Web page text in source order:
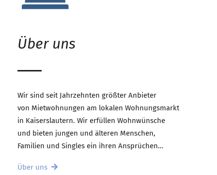
Über uns
Wir sind seit Jahrzehnten größter Anbieter
von Mietwohnungen am lokalen Wohnungsmarkt
in Kaiserslautern. Wir erfüllen Wohnwünsche
und bieten jungen und älteren Menschen,
Familien und Singles ein ihren Ansprüchen…
Über uns